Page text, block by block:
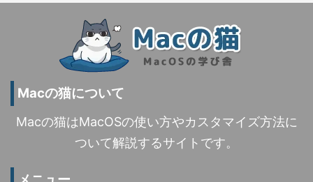
Macの猫について
Macの猫はMacOSの使い方やカスタマイズ方法に
ついて解説するサイトです。